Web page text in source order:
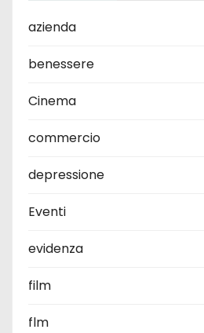
azienda
benessere
Cinema
commercio
depressione
Eventi
evidenza
film
flm